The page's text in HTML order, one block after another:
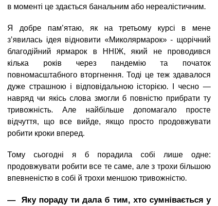
в моменті це здається банальним або нереалістичним.
Я добре пам’ятаю, як на третьому курсі в мене
з’явилась ідея відновити «Миколярмарок» - щорічний
благодійний ярмарок в ННІЖ, який не проводився
кілька років через пандемію та початок
повномасштабного вторгнення. Тоді це теж здавалося
дуже страшною і відповідальною історією. І чесно —
навряд чи якісь слова змогли б повністю прибрати ту
тривожність. Але найбільше допомагало просте
відчуття, що все вийде, якщо просто продовжувати
робити кроки вперед.
Тому сьогодні я б порадила собі лише одне:
продовжувати робити все те саме, але з трохи більшою
впевненістю в собі й трохи меншою тривожністю.
― Яку пораду ти дала б тим, хто сумнівається у